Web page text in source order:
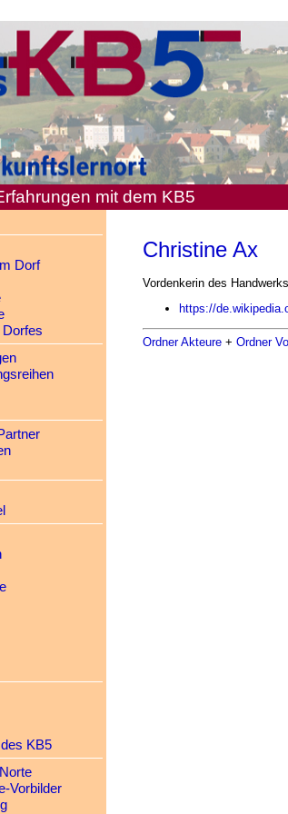
mit dem KB5
Dorf
KB5
Vorbilder
Christine Ax
Vordenkerin des
https://
Ordner Akteure+ Ordner